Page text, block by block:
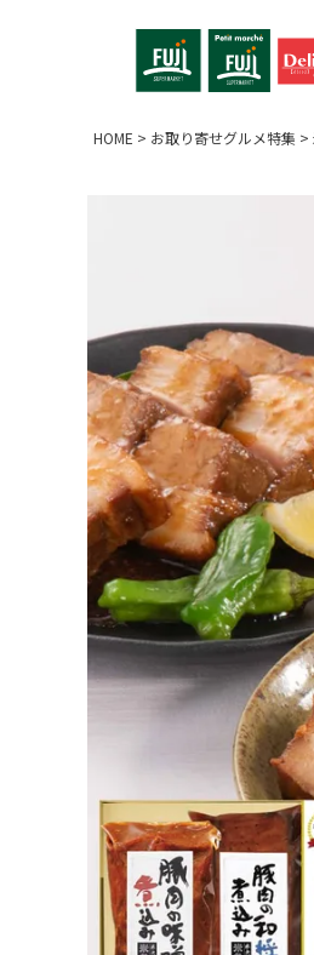
HOME お取り寄せグルメ特集